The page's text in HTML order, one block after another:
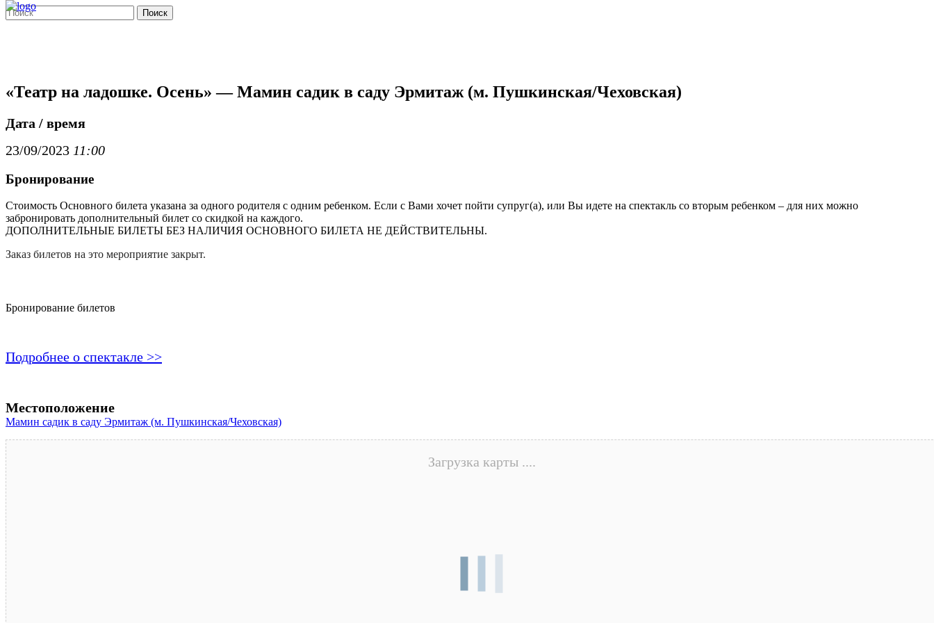
Поиск
«Театр на ладошке. Осень» — Мамин садик в саду Эрмитаж (м. Пушкинская/Чеховская)
Дата / время
23/09/2023 11:00
Бронирование
Стоимость Основного билета указана за одного родителя с одним ребенком. Если с Вами хочет пойти супруг(а), или Вы идете на спектакль со вторым ребенком – для них можно
забронировать дополнительный билет со скидкой на каждого.
ДОПОЛНИТЕЛЬНЫЕ БИЛЕТЫ БЕЗ НАЛИЧИЯ ОСНОВНОГО БИЛЕТА НЕ ДЕЙСТВИТЕЛЬНЫ.
Заказ билетов на это мероприятие закрыт.
Бронирование билетов
Подробнее о спектакле >>
Местоположение
Мамин садик в саду Эрмитаж (м. Пушкинская/Чеховская)
Загрузка карты ....